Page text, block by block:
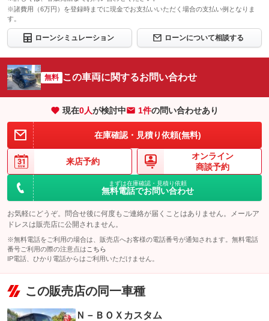
※諸費用（6万円）を登録時までに現金でお支払いいただく場合の支払い例となりま
す。
ローンシミュレーション ローンについて相談する
無料 この車両に関するお問い合わせ
現在0人が検討中 1件の問い合わせあり
在庫確認・見積り依頼(無料)
来店予約
オンライン
商談予約
まずは在庫確認・見積り依頼
無料電話でお問い合わせ
お気軽にどうぞ。問合せ後に何度もご連絡が届くことはありません。メールア
ドレスは販売店に公開されません。
※無料電話をご利用の場合は、販売店へお客様の電話番号が通知されます。無料電話
番号ご利用の際の注意点は こちら
IP電話、ひかり電話からはご利用いただけません。
この販売店の同一車種
Ｎ－ＢＯＸカスタム